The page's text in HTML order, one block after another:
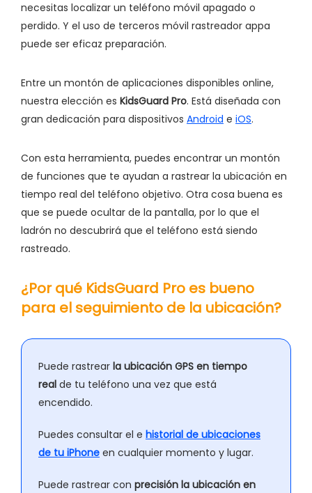
necesitas localizar un teléfono móvil apagado o
perdido. Y el uso de terceros móvil rastreador appa
puede ser eficaz preparación.
Entre un montón de aplicaciones disponibles online,
nuestra elección es KidsGuard Pro. Está diseñada con
gran dedicación para dispositivos Android e iOS.
Con esta herramienta, puedes encontrar un montón
de funciones que te ayudan a rastrear la ubicación en
tiempo real del teléfono objetivo. Otra cosa buena es
que se puede ocultar de la pantalla, por lo que el
ladrón no descubrirá que el teléfono está siendo
rastreado.
¿Por qué KidsGuard Pro es bueno
para el seguimiento de la ubicación?
Puede rastrear la ubicación GPS en tiempo
real de tu teléfono una vez que está
encendido.
Puedes consultar el e historial de ubicaciones
de tu iPhone en cualquier momento y lugar.
Puede rastrear con precisión la ubicación en